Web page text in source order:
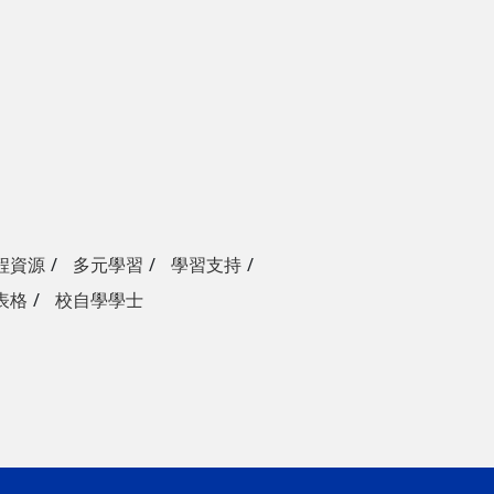
資源 多元學習
學習支持
格 校自學學士